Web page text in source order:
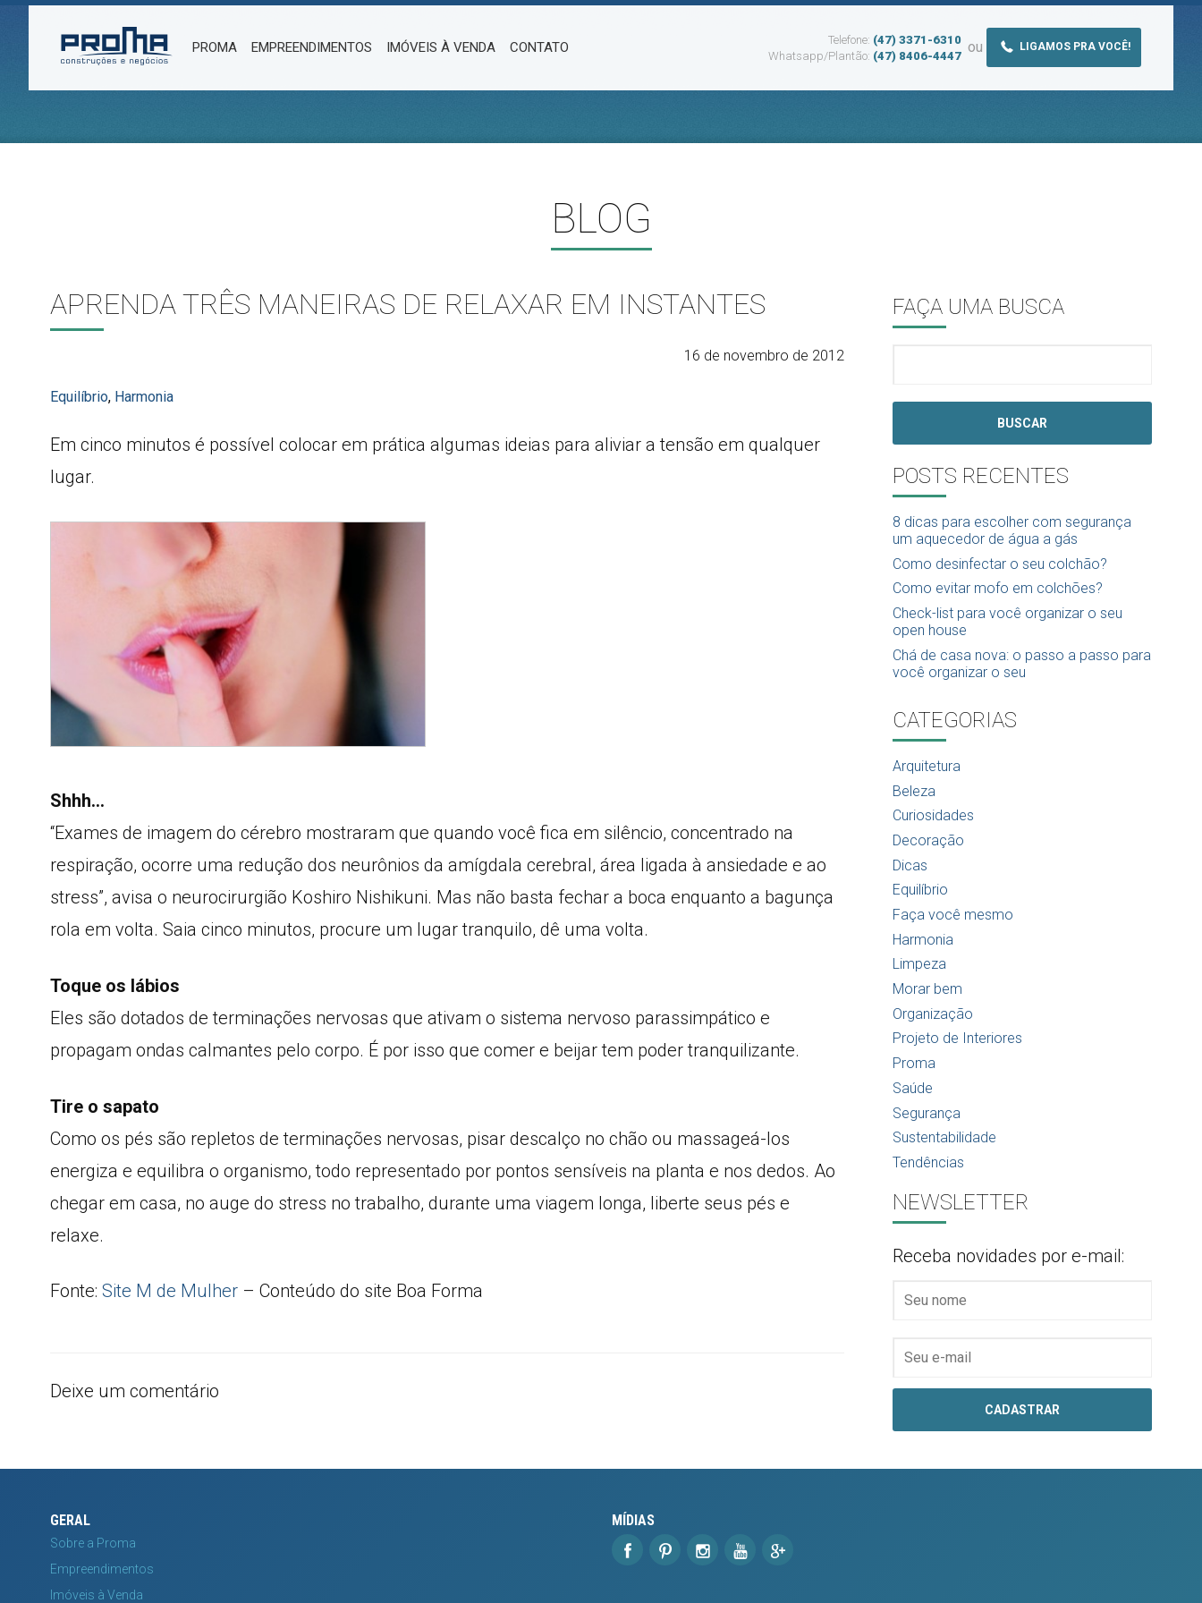
Telefone: (47) 3371-6310
Whatsapp/Plantão: (47) 8406-4447
ou LIGAMOS PRA VOCÊ!
PROMA EMPREENDIMENTOS IMÓVEIS À VENDA CONTATO
BLOG
APRENDA TRÊS MANEIRAS DE RELAXAR EM INSTANTES
16 de novembro de 2012
Equilíbrio, Harmonia
Em cinco minutos é possível colocar em prática algumas ideias para aliviar a tensão em qualquer
lugar.
Shhh…
“Exames de imagem do cérebro mostraram que quando você fica em silêncio, concentrado na
respiração, ocorre uma redução dos neurônios da amígdala cerebral, área ligada à ansiedade e ao
stress”, avisa o neurocirurgião Koshiro Nishikuni. Mas não basta fechar a boca enquanto a bagunça
rola em volta. Saia cinco minutos, procure um lugar tranquilo, dê uma volta.
Toque os lábios
Eles são dotados de terminações nervosas que ativam o sistema nervoso parassimpático e
propagam ondas calmantes pelo corpo. É por isso que comer e beijar tem poder tranquilizante.
Tire o sapato
Como os pés são repletos de terminações nervosas, pisar descalço no chão ou massageá-los
energiza e equilibra o organismo, todo representado por pontos sensíveis na planta e nos dedos. Ao
chegar em casa, no auge do stress no trabalho, durante uma viagem longa, liberte seus pés e
relaxe.
Fonte: Site M de Mulher – Conteúdo do site Boa Forma
Deixe um comentário
FAÇA UMA BUSCA
BUSCAR
POSTS RECENTES
8 dicas para escolher com segurança
um aquecedor de água a gás
Como desinfectar o seu colchão?
Como evitar mofo em colchões?
Check-list para você organizar o seu
open house
Chá de casa nova: o passo a passo para
você organizar o seu
CATEGORIAS
Arquitetura
Beleza
Curiosidades
Decoração
Dicas
Equilíbrio
Faça você mesmo
Harmonia
Limpeza
Morar bem
Organização
Projeto de Interiores
Proma
Saúde
Segurança
Sustentabilidade
Tendências
NEWSLETTER
Receba novidades por e-mail:
GERAL
Sobre a Proma
Empreendimentos
Imóveis à Venda
MÍDIAS